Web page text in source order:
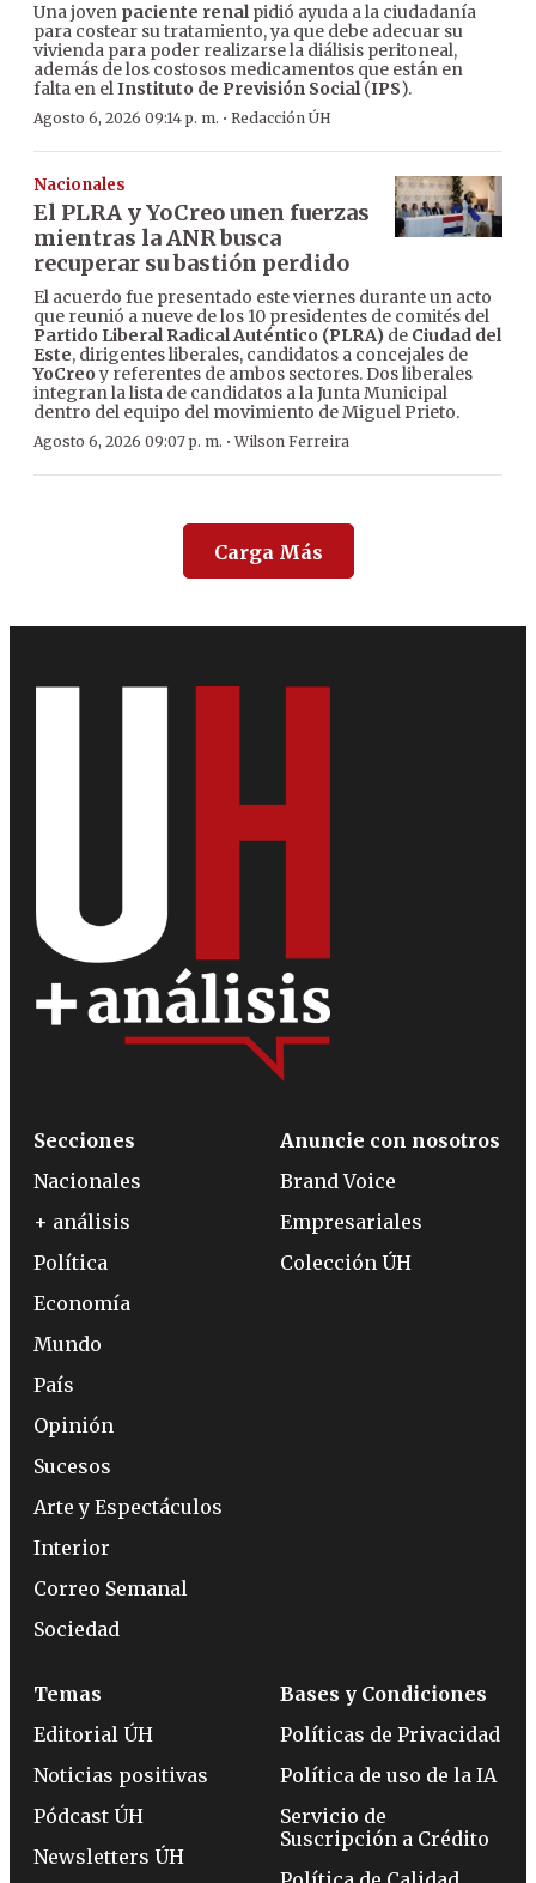
Una joven paciente renalpidió ayuda a la ciudadanía
para costear su tratamiento, ya que debe adecuar su
vivienda para poder realizarse la diálisis peritoneal,
además de los costosos medicamentos que están en
falta en elInstituto de Previsión Social(IPS).
Agosto 6, 2026 09:14 p. m. · Redacción ÚH
Nacionales
El PLRA y YoCreo unen fuerzas
mientras la ANR busca
recuperar su bastión perdido
El acuerdo fue presentado este viernes durante un acto
que reunió a nueve de los 10 presidentes de comités del
Partido Liberal Radical Auténtico (PLRA) de Ciudad del
Este, dirigentes liberales, candidatos a concejales de
YoCreo y referentes de ambos sectores. Dos liberales
integran la lista de candidatos a la Junta Municipal
dentro del equipo del movimiento de Miguel Prieto.
Agosto 6, 2026 09:07 p. m. ·Wilson Ferreira
Carga Más
Secciones
Nacionales
+ análisis
Política
Economía
Mundo
País
Opinión
Sucesos
Arte y Espectáculos
Interior
Correo Semanal
Sociedad
Anuncie con nosotros
Brand Voice
Empresariales
Colección ÚH
Temas
Editorial ÚH
Noticias positivas
Pódcast ÚH
Newsletters ÚH
Bases y Condiciones
Políticas de Privacidad
Política de uso de la IA
Servicio de
Suscripción a Crédito